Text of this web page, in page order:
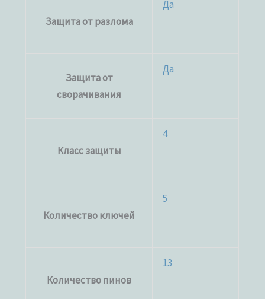
Защита от разлома
Да
Защита от
сворачивания
Да
Класс защиты
4
Количество ключей
5
Количество пинов
13